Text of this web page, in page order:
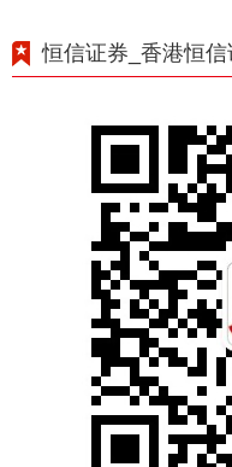
恒信证券_香港恒